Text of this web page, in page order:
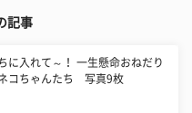
記事
に入れて～！ 一生懸命おねだり
コちゃんたち 写真9枚